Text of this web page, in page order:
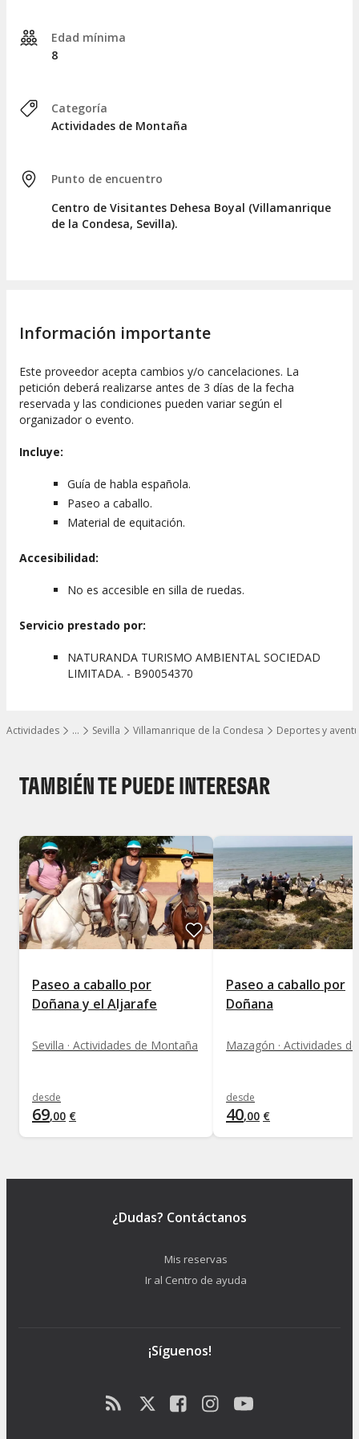
…
Mostrar todos los niveles
Actividades Sevilla Villamanrique de la Condesa Deportes y
Edad mínima
8
Categoría
Actividades de Montaña
Punto de encuentro
Centro de Visitantes Dehesa Boyal (Villamanrique
de la Condesa, Sevilla).
Información importante
Este proveedor acepta cambios y/o cancelaciones. La
petición deberá realizarse antes de 3 días de la fecha
reservada y las condiciones pueden variar según el
organizador o evento.
Incluye:
Guía de habla española.
Paseo a caballo.
Material de equitación.
Accesibilidad:
No es accesible en silla de ruedas.
Servicio prestado por:
NATURANDA TURISMO AMBIENTAL SOCIEDAD
LIMITADA. - B90054370
TAMBIÉN TE PUEDE INTERESAR
Paseo a caballo por
Doñana y el Aljarafe
Sevilla · Actividades de Montaña
desde
69,00 €
Paseo a caballo por
Doñana
desde
40,00 €
¿Dudas? Contáctanos
Mis reservas
Ir al Centro de ayuda
¡Síguenos!